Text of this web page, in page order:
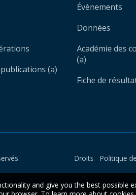
(a)
Évènements
Données
Académie des
(a)
Fiche de
Droits Politique
and give you the best possible